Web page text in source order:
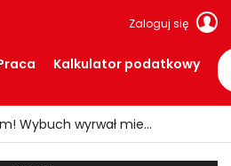
Zaloguj się
Kalkulator podatkowy
Nocna eksplozja w Arnhem! Wybuch wyrwał mieszkańców ze snu i wybił szyby